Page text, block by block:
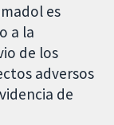
es
a la
de los
adversos
de